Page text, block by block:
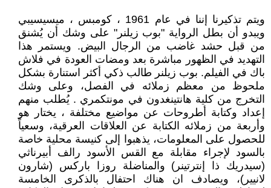
ويتم تذكيرنا إننا في عام 1961 ، كومبس ، ميسيسيبي
ويبدو أن بطل الرواية "بوب زيلنر" على وشك أن يُشنق
من قبل حشد غاضب من الرجال البيض. ويستمر هذا
التهديد في الظهور مباشرة بعد ومضات العودة في فلاش
باك في الفيلم. بوب زيلنر طالب ذكي أكثر استنارة بشكل
ملحوظ من معظم زملائه في الفصل، وعلى وشك
التخرج من كلية هانتينغدون في مونتكمري . يُطلب منهم
إعداد وكتابة أطروحات عن مواضيع مختلفة ، يختار هو
وأربعة من زملائه الكتابة عن العلاقات العرقية، وسعياً
للحصول على المعلومات، يذهبوا إلى كنيسة محلية خاصة
بالسود لإجراء مقابلة مع القس الأسود رالف أبيرناثي
(سيدريك ذا إنترتينر) والمناضلة روزا باركس (شارون
لانيير)، ويصادف ان هناك احتفال بالذكرى الخامسة